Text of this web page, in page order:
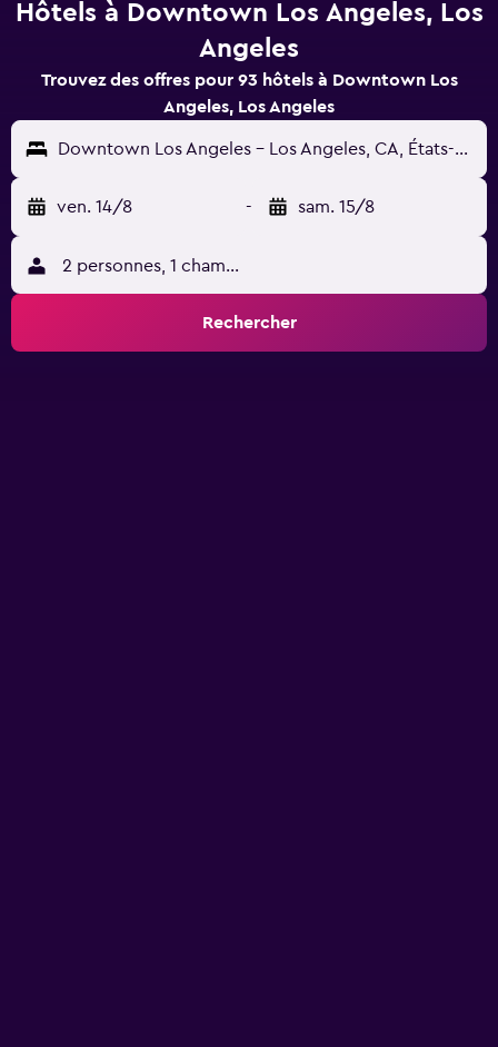
Hôtels à Downtown Los Angeles, Los
Angeles
Trouvez des offres pour 93 hôtels à Downtown Los
Angeles, Los Angeles
Downtown Los Angeles - Los Angeles, CA, États-Unis
ven. 14/8 - sam. 15/8
2 personnes, 1 chambre
Rechercher